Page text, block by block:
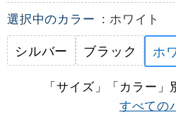
選択中のカラー : ホワイト
シルバー ブラック ホ
「サイズ」「カラー」
すべての